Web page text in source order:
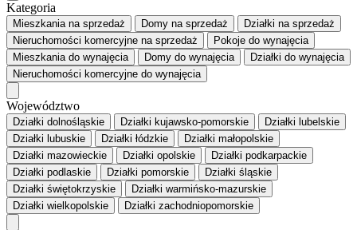
Kategoria
Mieszkaniana sprzedaż Domy na sprzedaż Działki na sprzedaż
Nieruchomości komercyjne na sprzedaż Pokoje do wynajęcia
Mieszkaniado wynajęcia Domy do wynajęcia Działki do wynajęcia
Nieruchomości komercyjne do wynajęcia
Województwo
Działki dolnośląskie Działki kujawsko-pomorskie
Działki lubelskie
Działki lubuskie
Działki łódzkie
Działki małopolskie
Działki mazowieckie
Działki opolskie
Działki podkarpackie
Działki podlaskie
Działki pomorskie
Działki śląskie
Działki świętokrzyskie
Działki warmińsko-mazurskie
Działki wielkopolskie
Działki zachodniopomorskie